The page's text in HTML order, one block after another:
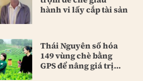
hành vi lấy cắp tài sản
Thái Nguyên số hóa
149 vùng chè bằng
GPS để nâng giá trị